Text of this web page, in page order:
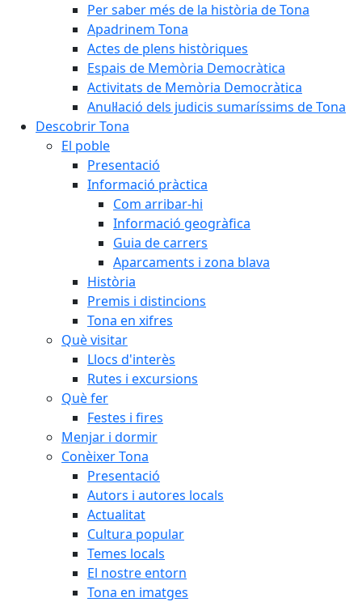
Per saber més de la història de Tona
Apadrinem Tona
Actes de plens històriques
Espais de Memòria Democràtica
Activitats de Memòria Democràtica
Anul·lació dels judicis sumaríssims de Tona
Descobrir Tona
El poble
Presentació
Informació pràctica
Com arribar-hi
Informació geogràfica
Guia de carrers
Aparcaments i zona blava
Història
Premis i distincions
Tona en xifres
Què visitar
Llocs d'interès
Rutes i excursions
Què fer
Festes i fires
Menjar i dormir
Conèixer Tona
Presentació
Autors i autores locals
Actualitat
Cultura popular
Temes locals
El nostre entorn
Tona en imatges